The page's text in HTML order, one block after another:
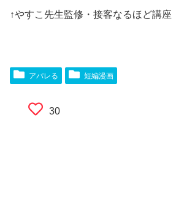
↑やすこ先生監修・接客なるほど講座
アパレる 短編漫画
30